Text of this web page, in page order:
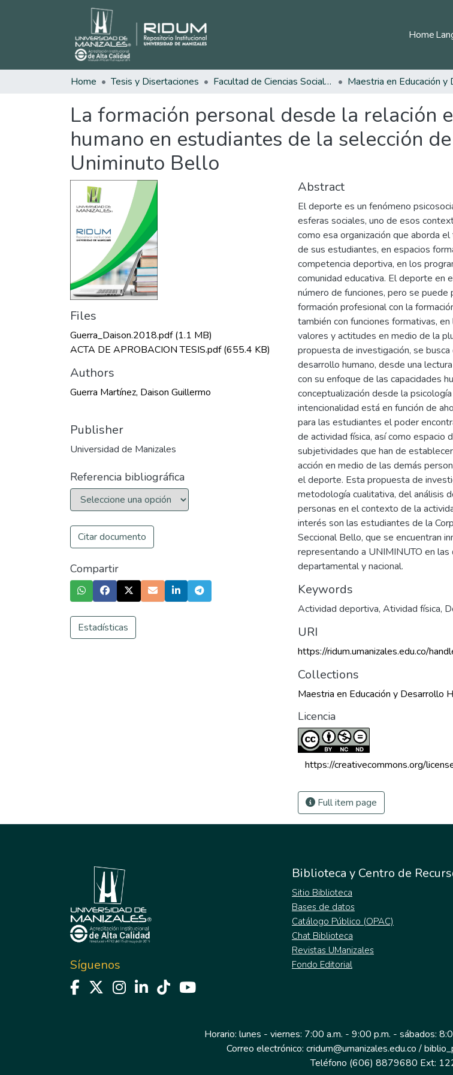
Home
Home Tesis y Disertaciones Facultad de Ciencias Sociales y Humanas
La formación personal desde la relación
humano en estudiantes de la selección
Uniminuto Bello
Files
Guerra_Daison.2018.pdf(1.1 MB)
ACTA DE APROBACION TESIS.pdf(655.4 KB)
Authors
Guerra Martínez, Daison Guillermo
Publisher
Universidad de Manizales
Referencia bibliográfica
Citar documento
Compartir
Estadísticas
Abstract
El deporte es un fenómeno
esferas sociales, uno de esos
como esa organización que aborda
de sus estudiantes, en espacios
competencia deportiva, en los
comunidad educativa. El deporte en
número de funciones, pero se
formación profesional con la
también con funciones formativas,
valores y actitudes en medio de la
propuesta de investigación, se
desarrollo humano, desde una
con su enfoque de las capacidades
conceptualización desde la
intencionalidad está en función de
para las estudiantes el poder
de actividad física, así como espacio
subjetividades que han de
acción en medio de las demás
el deporte. Esta propuesta de
metodología cualitativa, del análisis
personas en el contexto de la
interés son las estudiantes de la
Seccional Bello, que se encuentran
representando a UNIMINUTO en
departamental y nacional.
Keywords
Actividad deportiva, Atividad física,
URI
https://ridum.umanizales.edu.co/
Collections
Maestria en Educación y Desarrollo
Licencia
https://creativecommons.org/
Full item page
Síguenos
Biblioteca y Centro de
Sitio Biblioteca
Bases de datos
Catálogo Público (OPAC)
Chat Biblioteca
Revistas UManizales
Fondo Editorial
Horario: lunes - viernes: 7:00 a.m. - 9:00 p.m. - sábados:
Correo electrónico: cridum@umanizales.edu.co /
Teléfono (606) 8879680 Ext: